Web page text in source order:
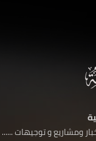
ومشاريع و توجيهات ......